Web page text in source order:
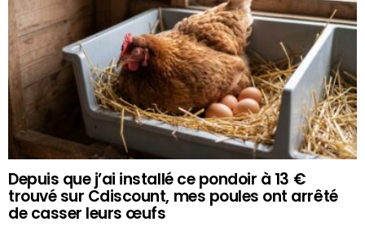
Depuis que j’ai installé ce pondoir à 13 €
trouvé sur Cdiscount, mes poules ont arrêté
de casser leurs œufs